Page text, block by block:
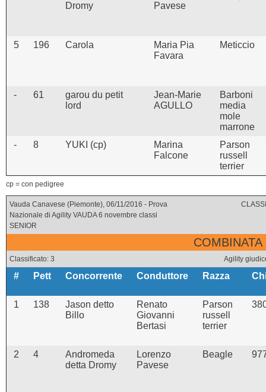
Dromy
Pavese
5 196 Carola
Maria Pia
Favara
Meticcio
- 61
garou du petit
lord
Jean-Marie
AGULLO
Barboni
media
mole
marrone
-
8 YUKI (cp)
Marina
Falcone
Parson
russell
terrier
cp = con pedigree
Vauda Canavese (Piemonte), 06/11/2016 - Prova
Nazionale di Agility VAUDA 6 novembre classi
SENIOR
Classificato: 3 Agility
# Pett Concorrente Conduttore Razza
1 138
Jason detto
Billo
Renato
Giovanni
Bertasi
Parson
russell
terrier
2 4
Andromeda
detta Dromy
Lorenzo
Pavese
Beagle